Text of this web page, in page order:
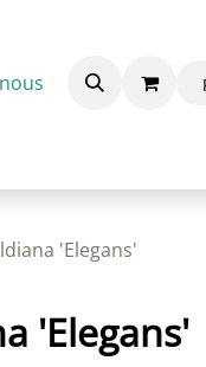
'Elegans'
'Elegans'